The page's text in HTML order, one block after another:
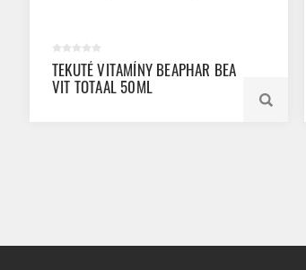
TEKUTÉ VITAMÍNY BEAPHAR BEA
VIT TOTAAL 50ML